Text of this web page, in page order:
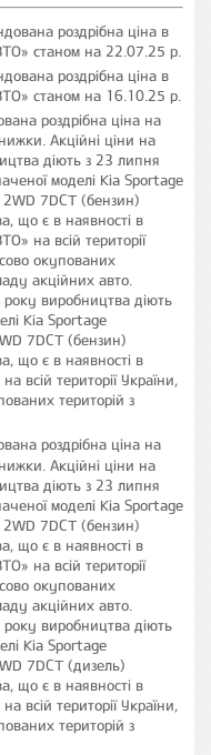
роздрібна ціна в
станом на 22.07.25 р.
роздрібна ціна в
станом на 16.10.25 р.
роздрібна ціна на
Акційні ціни на
діють з 23 липня
моделі Kia Sportage
7DCT (бензин)
що є в наявності в
на всій території
окупованих
акційних авто.
року виробництва діють
Kia Sportage
7DCT (бензин)
що є в наявності в
всій території України,
територій з
роздрібна ціна на
Акційні ціни на
діють з 23 липня
моделі Kia Sportage
7DCT (бензин)
що є в наявності в
на всій території
окупованих
акційних авто.
року виробництва діють
Kia Sportage
7DCT (дизель)
що є в наявності в
всій території України,
територій з